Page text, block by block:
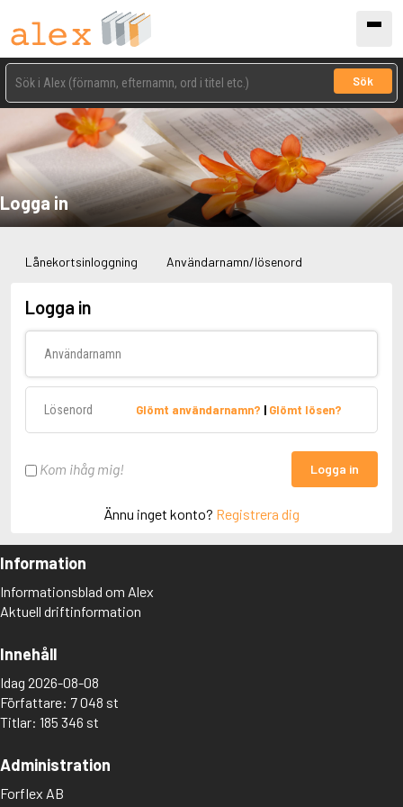
Sök
Logga in
Lånekortsinloggning Användarnamn/lösenord
Logga in
Glömt användarnamn? | Glömt lösen?
Kom ihåg mig! Logga in
Ännu inget konto? Registrera dig
Information
Informationsblad om Alex
Aktuell driftinformation
Innehåll
Idag 2026-08-08
Författare: 7 048 st
Titlar: 185 346 st
Administration
Forflex AB